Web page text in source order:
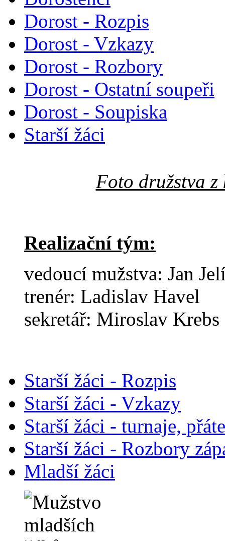
Dorost - Rozpis
Dorost - Vzkazy
Dorost - Rozbory
Dorost - Ostatní soupeři
Dorost - Soupiska
Starší žáci
Foto družstva z
Realizační tým:
vedoucí mužstva: Jan
trenér: Ladislav Havel
sekretář: Miroslav Krebs
Starší žáci - Rozpis
Starší žáci - Vzkazy
Starší žáci - turnaje,
Starší žáci - Rozbory
Mladší žáci